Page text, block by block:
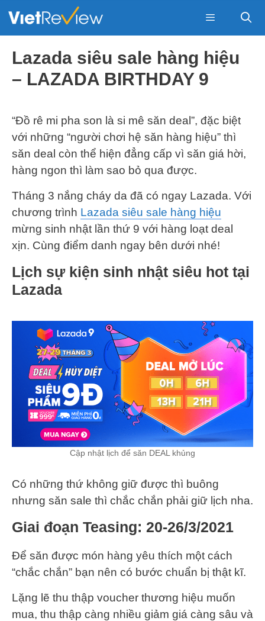
Menu
Lazada siêu sale hàng hiệu
– LAZADA BIRTHDAY 9
“Đồ rê mi pha son là si mê săn deal”, đặc biệt
với những “người chơi hệ săn hàng hiệu” thì
săn deal còn thể hiện đẳng cấp vì săn giá hời,
hàng ngon thì làm sao bỏ qua được.
Tháng 3 nắng cháy da đã có ngay Lazada. Với
chương trình Lazada siêu sale hàng hiệu
mừng sinh nhật lần thứ 9 với hàng loạt deal
xịn. Cùng điểm danh ngay bên dưới nhé!
Lịch sự kiện sinh nhật siêu hot tại
Lazada
Cập nhật lịch để săn DEAL khủng
Có những thứ không giữ được thì buông
nhưng săn sale thì chắc chắn phải giữ lịch nha.
Giai đoạn Teasing: 20-26/3/2021
Để săn được món hàng yêu thích một cách
“chắc chắn” bạn nên có bước chuẩn bị thật kĩ.
Lặng lẽ thu thập voucher thương hiệu muốn
mua, thu thập càng nhiều giảm giá càng sâu và